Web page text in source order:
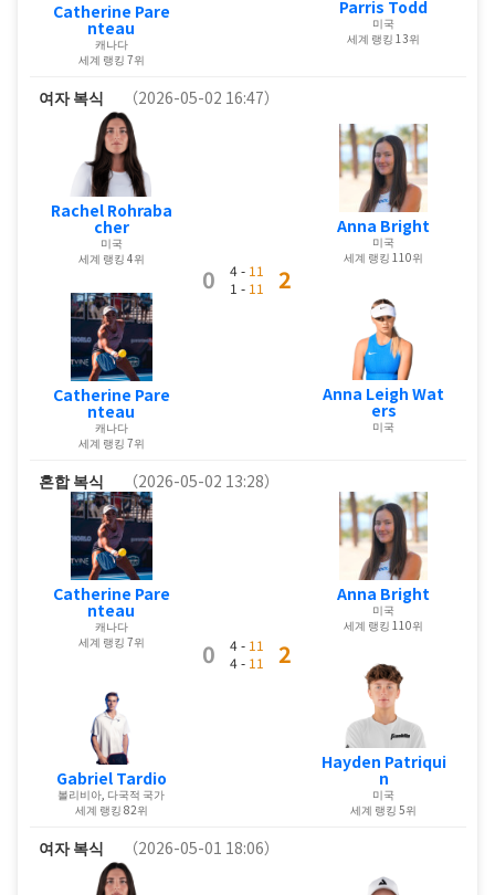
Catherine Pare
nteau
캐나다
세계 랭킹 7위
Parris Todd
미국
세계 랭킹 13위
여자 복식 （2026-05-02 16:47）
Rachel Rohraba
cher
미국
세계 랭킹 4위
Catherine Pare
nteau
캐나다
세계 랭킹 7위
0 4 - 11
1 - 11 2
Anna Bright
미국
세계 랭킹 110위
Anna Leigh Wat
ers
미국
혼합 복식 （2026-05-02 13:28）
Catherine Pare
nteau
캐나다
세계 랭킹 7위
Gabriel Tardio
볼리비아, 다국적 국가
세계 랭킹 82위
0 4 - 11
4 - 11 2
Anna Bright
미국
세계 랭킹 110위
Hayden Patriqui
n
미국
세계 랭킹 5위
여자 복식 （2026-05-01 18:06）